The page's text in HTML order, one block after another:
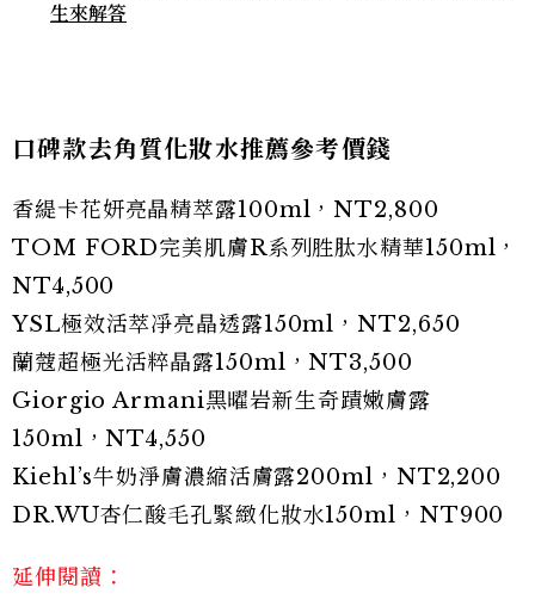
生來解答
口碑款去角質化妝水推薦參考價錢
香緹卡花妍亮晶精萃露100ml，NT2,800
TOM FORD完美肌膚R系列胜肽水精華150ml，
NT4,500
YSL極效活萃凈亮晶透露150ml，NT2,650
蘭蔻超極光活粹晶露150ml，NT3,500
Giorgio Armani黑曜岩新生奇蹟嫩膚露
150ml，NT4,550
Kiehl’s牛奶淨膚濃縮活膚露200ml，NT2,200
DR.WU杏仁酸毛孔緊緻化妝水150ml，NT900
延伸閱讀：